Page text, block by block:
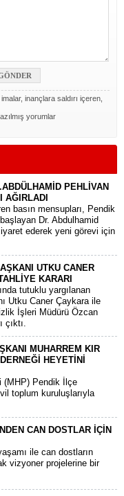
inançlara saldırı içeren,
yorumlar
PEHLİVAN
AĞIRLADI
basın mensupları, Pendik
Dr. Abdulhamid
ederek yeni görevi için
UTKU CANER
KARARI
tutuklu yargılanan
Utku Caner Çaykara ile
İşleri Müdürü Özcan
çıktı.
MUHARREM KIR
HEYETİNİ
(MHP) Pendik İlçe
toplum kuruluşlarıyla
CAN DOSTLAR İÇİN
ile can dostların
vizyoner projelerine bir